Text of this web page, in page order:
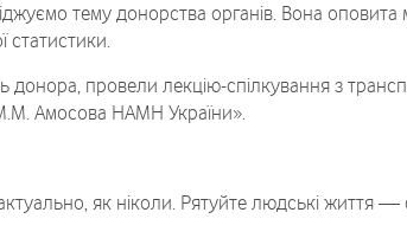
тему донорства органів. Вона
статистики.
донора, провели лекцію-спілкування з
М.М. Амосова НАМН України».
як ніколи. Рятуйте людські життя —